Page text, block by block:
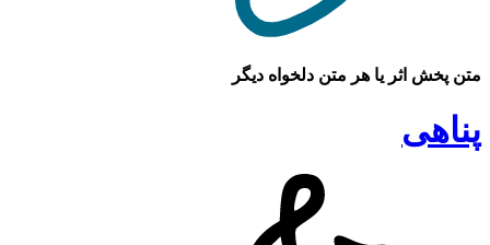
متن پخش اثر یا هر متن دلخواه دیگر
پناهی